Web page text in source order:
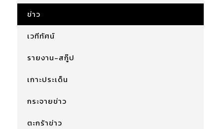
ข่าว
เวทีทัศน์
รายงาน-สกู๊ป
เกาะประเด็น
กระจายข่าว
ตะกร้าข่าว